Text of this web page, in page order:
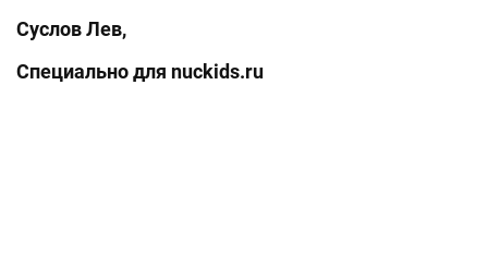
Суслов Лев,
Специально для nuckids.ru